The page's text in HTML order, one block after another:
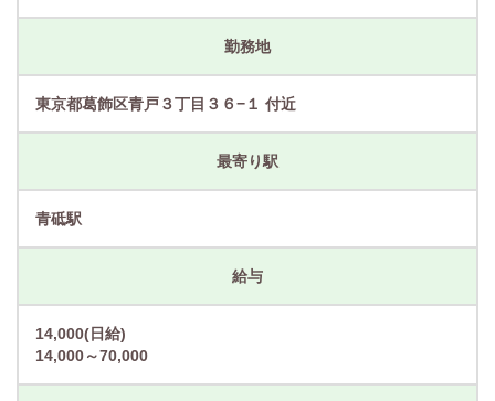
勤務地
東京都葛飾区青戸３丁目３６−１ 付近
最寄り駅
青砥駅
給与
14,000(日給)
14,000～70,000